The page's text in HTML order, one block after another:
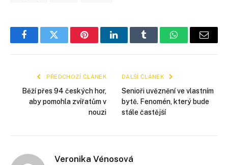
FacebookTwitter PinterestLinkedInTumblr WhatsApp
E-
PŘEDCHOZÍ ČLÁNEK
Běží přes 94 českých hor,
aby pomohla zvířatům v
nouzi
DALŠÍ ČLÁNEK
Senioři uvěznění ve vlastním
bytě. Fenomén, který bude
stále častější
Veronika Vénosová